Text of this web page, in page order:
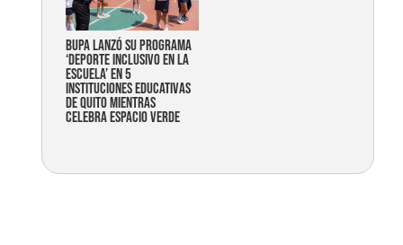
Bupa lanzó su programa
‘Deporte Inclusivo en la
Escuela’ en 5
instituciones educativas
de Quito mientras
celebra espacio verde